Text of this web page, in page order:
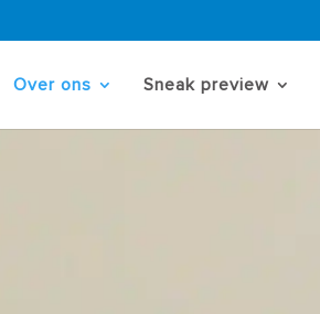
Over ons Sneak preview